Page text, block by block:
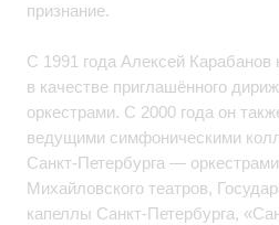
признание.
С 1991 года Алексей Карабанов
в качестве приглашённого
оркестрами. С 2000 года он
ведущими симфоническими
Санкт‑Петербурга —
Михайловского театров,
капеллы Санкт‑Петербурга,